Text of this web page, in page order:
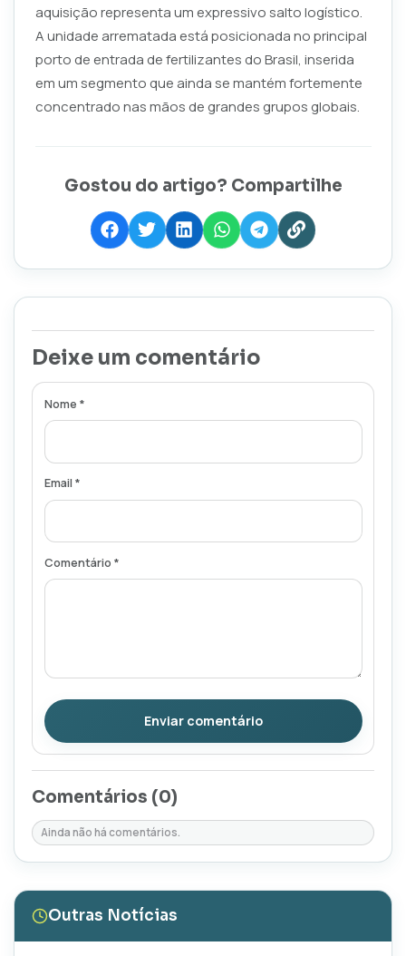
aquisição representa um expressivo salto logístico.
A unidade arrematada está posicionada no principal
porto de entrada de fertilizantes do Brasil, inserida
em um segmento que ainda se mantém fortemente
concentrado nas mãos de grandes grupos globais.
Gostou do artigo? Compartilhe
Deixe um comentário
Nome *
Email *
Comentário *
Enviar comentário
Comentários (0)
Ainda não há comentários.
Outras Notícias